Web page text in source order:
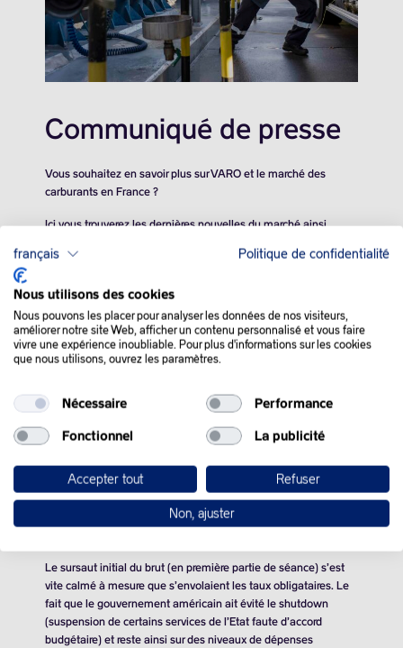
Communiqué de presse
Vous souhaitez en savoir plus sur VARO et le marché des
carburants en France ?
Ici vous trouverez les dernières nouvelles du marché ainsi
QUE SE PASSE-T-IL
DANS LE MONDE :
Les cours du pétrole ont fini en baisse lundi, forcés à courber
l’échine par une nouvelle remontée des taux obligataires, qui
fait craindre un étranglement de l’économie, et ainsi de la
demande d’or noir.
Le sursaut initial du brut (en première partie de séance) s’est
vite calmé à mesure que s’envolaient les taux obligataires. Le
fait que le gouvernement américain ait évité le shutdown
(suspension de certains services de l’Etat faute d’accord
budgétaire) et reste ainsi sur des niveaux de dépenses
français Politique de confidentialité
Nous utilisons des cookies
Nous pouvons les placer pour analyser les données de nos visiteurs,
améliorer notre site Web, afficher un contenu personnalisé et vous faire
vivre une expérience inoubliable. Pour plus d'informations sur les cookies
que nous utilisons, ouvrez les paramètres.
Nécessaire Performance
Fonctionnel La publicité
Accepter tout Refuser
Non, ajuster